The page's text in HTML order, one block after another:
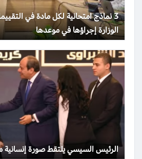
3 نماذج امتحانية لكل مادة في
الوزارة إجراؤها في موعدها
الرئيس السيسي يلتقط صورة إنسانية